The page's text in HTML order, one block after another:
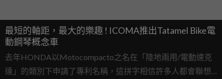
最短的軸距，最大的樂趣 ! ICOMA推出Tatamel Bike電
動鋼琴概念車
去年HONDA以Motocompacto之名在「陸地兩用/電動速克
達」的類別下申請了專利名稱，這拼字相信許多人都會聯想